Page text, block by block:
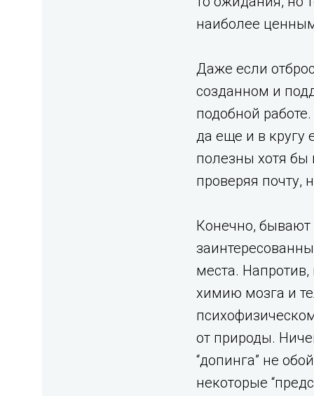
наиболее
Даже если
созданном и
подобной
да еще и в кругу
полезны хотя бы
проверяя почту,
Конечно, бывают
места.
химию мозга и
от природы.
“допинга” не
некоторые